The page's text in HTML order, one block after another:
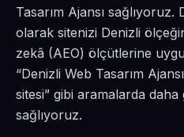
Tasarım Ajansı sağlıyoruz.
olarak sitenizi Denizli
zekâ (AEO) ölçütlerine
“Denizli Web Tasarım
sitesi” gibi aramalarda daha
sağlıyoruz.